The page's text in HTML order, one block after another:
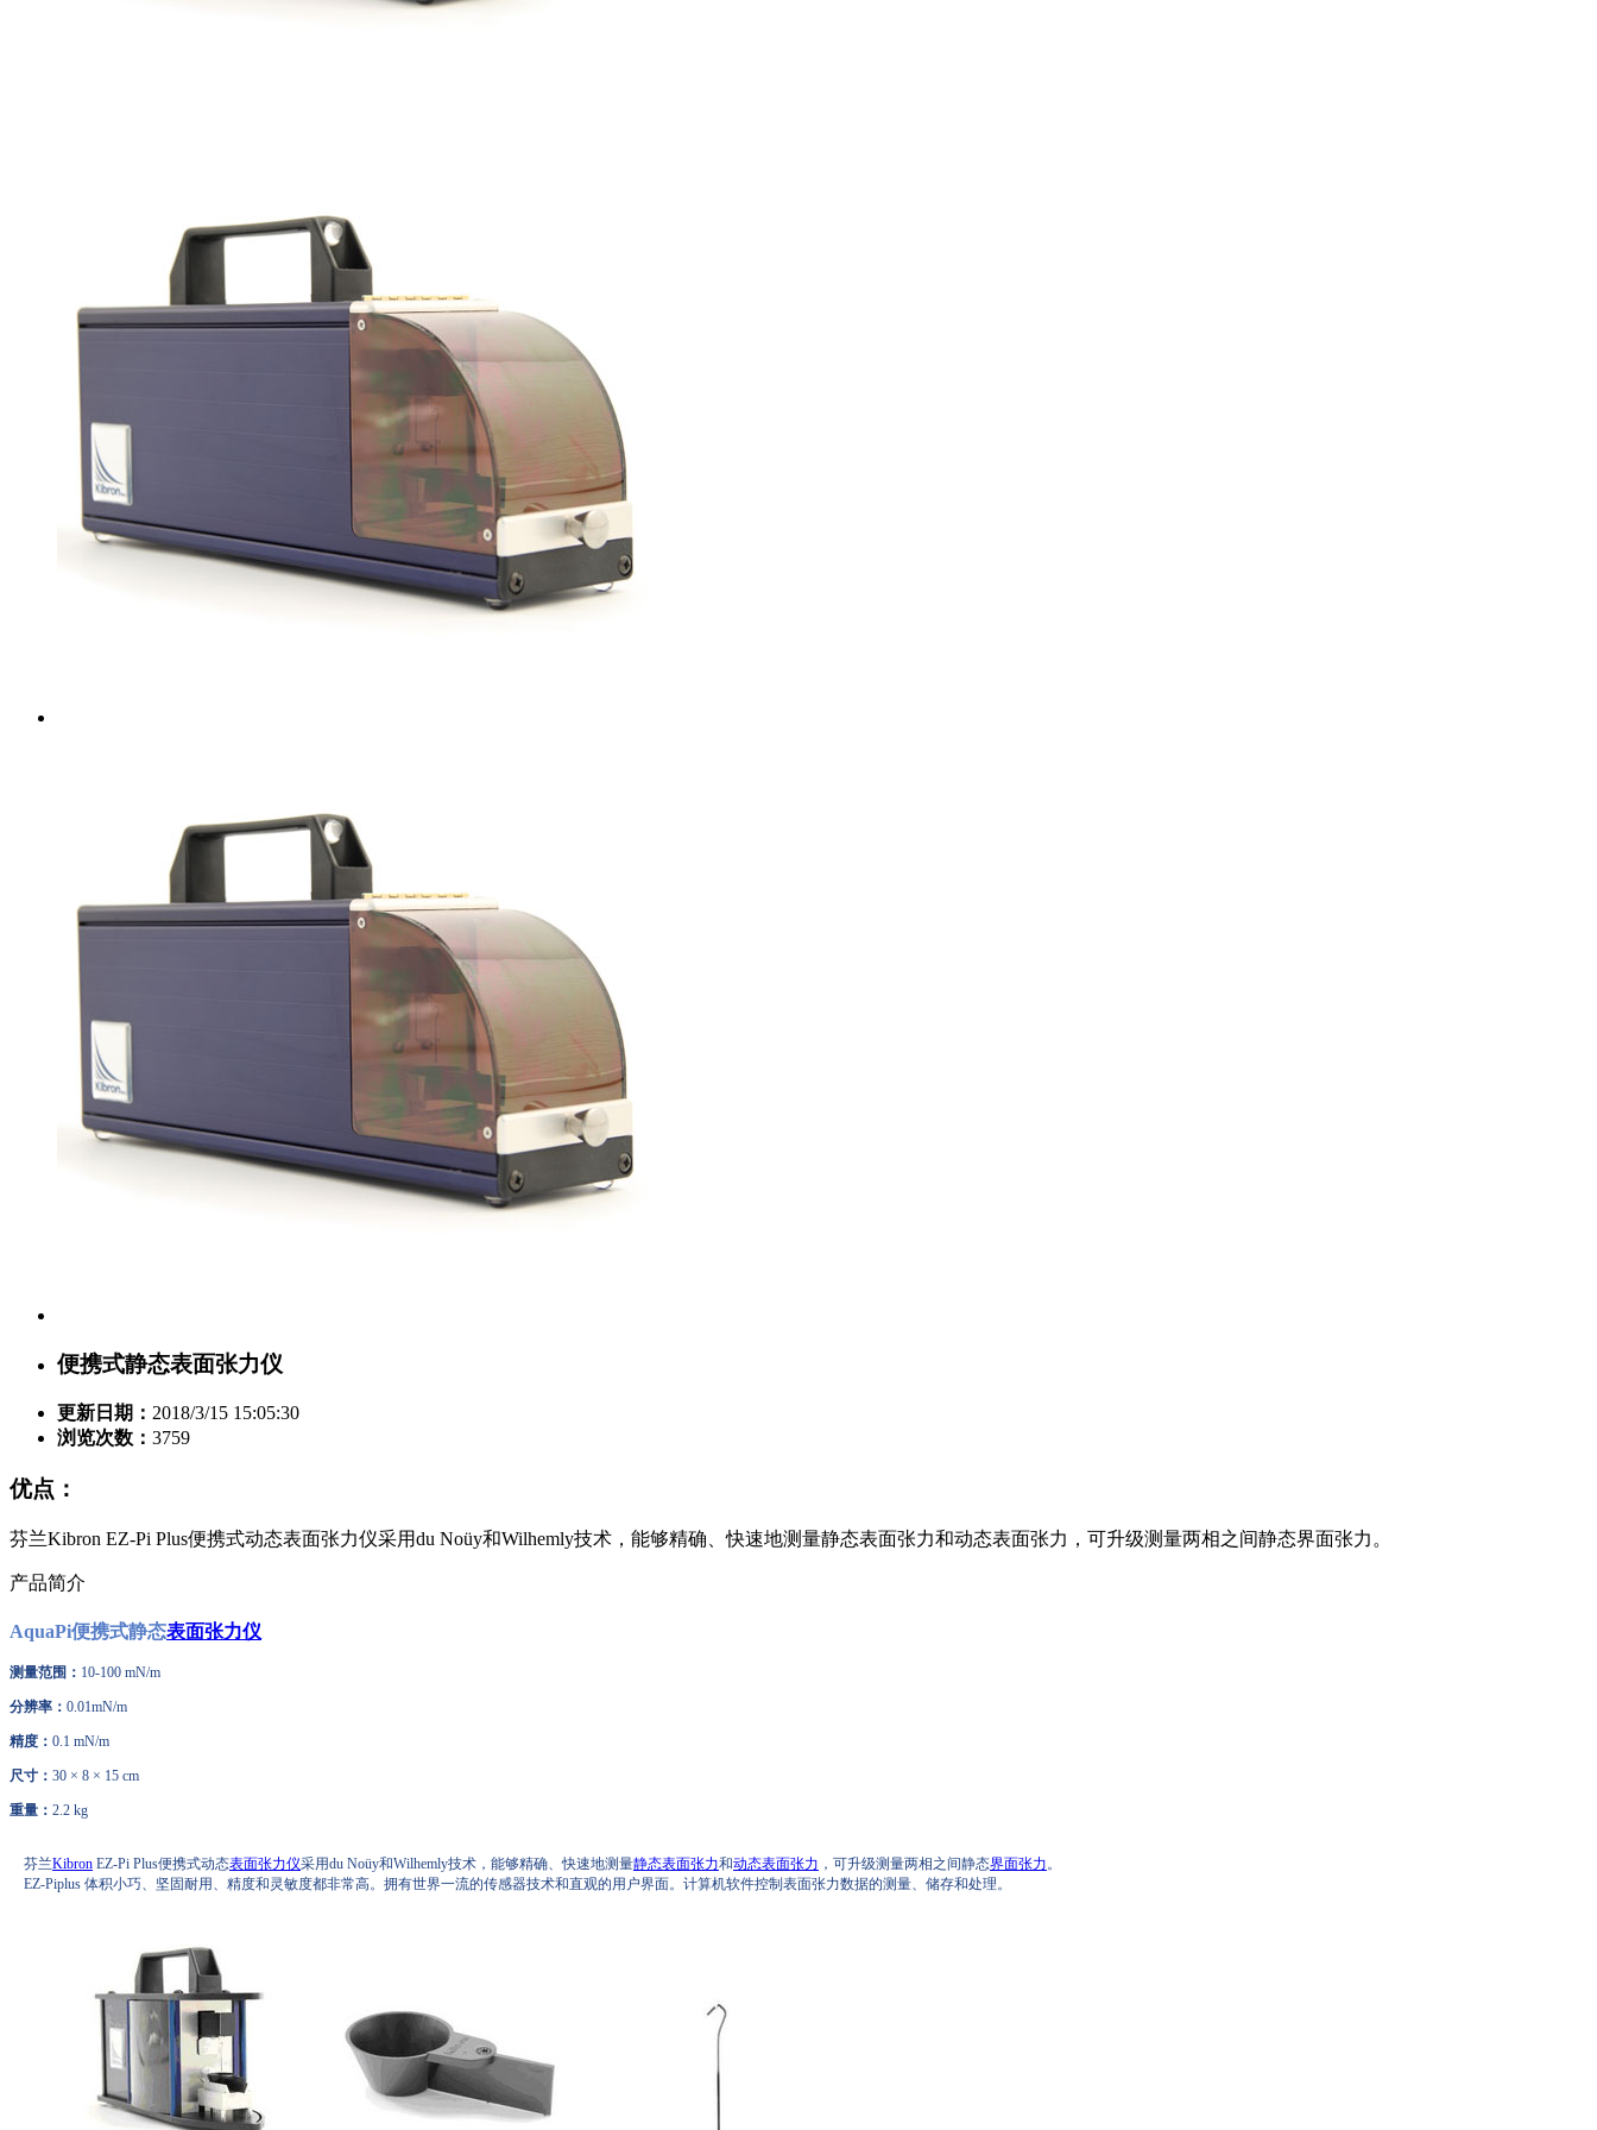
便携式静态表面张力仪
更新日期： 2018/3/15 15:05:30
浏览次数： 3759
优点：
芬兰Kibron EZ-Pi Plus便携式动态表面张力仪采用du Noüy和Wilhemly技术，能够精确、快速地测量静态表面张力和动态表面张力，可升级测量两相之间静态界面张力。
产品简介
AquaPi便携式静态表面张力仪
测量范围： 10-100 mN/m
分辨率： 0.01mN/m
精度： 0.1 mN/m
尺寸： 30 × 8 × 15 cm
重量： 2.2 kg
芬兰Kibron EZ-Pi Plus便携式动态表面张力仪采用du Noüy和Wilhemly技术，能够精确、快速地测量静态表面张力和动态表面张力 ，可升级测量两相之间静态界面张力 。
EZ-Piplus 体积小巧、坚固耐用、精度和灵敏度都非常高。拥有世界一流的传感器技术和直观的用户界面。计算机软件控制表面张力数据的测量、储存和处理。